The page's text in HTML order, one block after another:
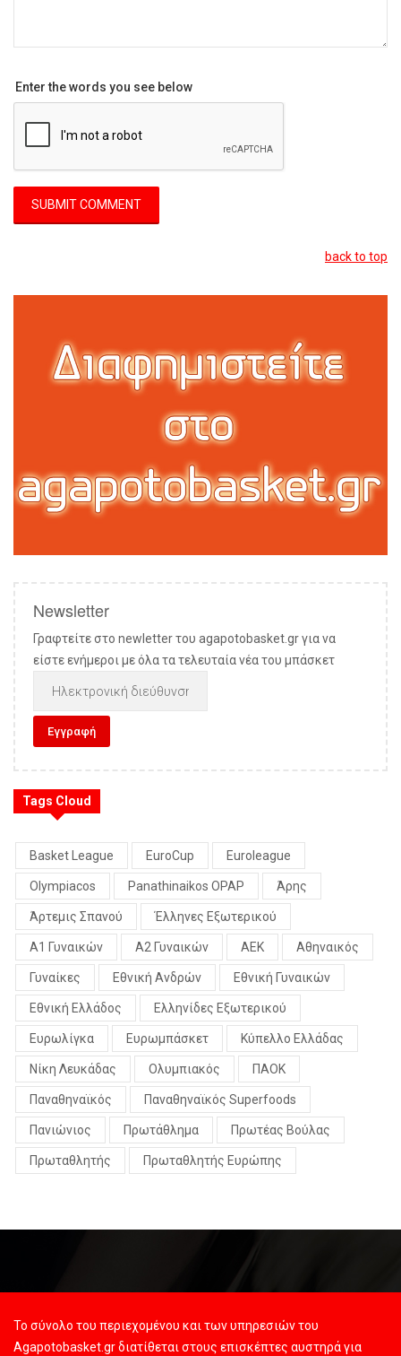
Enter the words you see below
back to top
Newsletter
Γραφτείτε στο newletter του agapotobasket.gr για να
είστε ενήμεροι με όλα τα τελευταία νέα του μπάσκετ
Tags Cloud
Basket League EuroCup Euroleague
Olympiacos Panathinaikos OPAP Άρης
Άρτεμις Σπανού Έλληνες Εξωτερικού
Α1 Γυναικών Α2 Γυναικών ΑΕΚ Αθηναικός
Γυναίκες Εθνική Ανδρών Εθνική Γυναικών
Εθνική Ελλάδος Ελληνίδες Εξωτερικού
Ευρωλίγκα Ευρωμπάσκετ Κύπελλο Ελλάδας
Νίκη Λευκάδας Ολυμπιακός ΠΑΟΚ
Παναθηναϊκός Παναθηναϊκός Superfoods
Πανιώνιος Πρωτάθλημα Πρωτέας Βούλας
Πρωταθλητής Πρωταθλητής Ευρώπης
Το σύνολο του περιεχομένου και των υπηρεσιών του
Agapotobasket.gr διατίθεται στους επισκέπτες αυστηρά για